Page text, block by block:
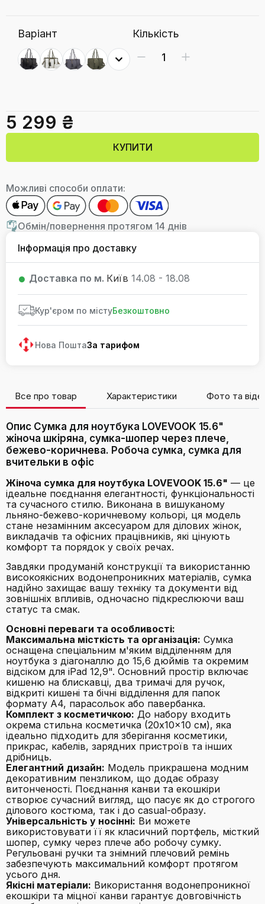
Варіант Кількість
5 299 ₴
КУПИТИ
Можливі способи оплати:
Обмін/повернення протягом 14 днів
Інформація про доставку
Доставка по м. Київ 14.08 - 18.08
Кур'єром по містуБезкоштовно
Нова ПоштаЗа тарифом
Все про товар Характеристики Фото та
Опис Сумка для ноутбука LOVEVOOK 15.6"
жіноча шкіряна, сумка-шопер через плече,
бежево-коричнева. Робоча сумка, сумка для
вчительки в офіс
Жіноча сумка для ноутбука LOVEVOOK 15.6" — це
ідеальне поєднання елегантності, функціональності
та сучасного стилю. Виконана в вишуканому
льняно-бежево-коричневому кольорі, ця модель
стане незамінним аксесуаром для ділових жінок,
викладачів та офісних працівників, які цінують
комфорт та порядок у своїх речах.
Завдяки продуманій конструкції та використанню
високоякісних водонепроникних матеріалів, сумка
надійно захищає вашу техніку та документи від
зовнішніх впливів, одночасно підкреслюючи ваш
статус та смак.
Основні переваги та особливості:
Максимальна місткість та організація: Сумка
оснащена спеціальним м'яким відділенням для
ноутбука з діагоналлю до 15,6 дюймів та окремим
відсіком для iPad 12,9". Основний простір включає
кишеню на блискавці, два тримачі для ручок,
відкриті кишені та бічні відділення для папок
формату A4, парасольок або павербанка.
Комплект з косметичкою: До набору входить
окрема стильна косметичка (20x10x10 см), яка
ідеально підходить для зберігання косметики,
прикрас, кабелів, зарядних пристроїв та інших
дрібниць.
Елегантний дизайн: Модель прикрашена модним
декоративним пензликом, що додає образу
витонченості. Поєднання канви та екошкіри
створює сучасний вигляд, що пасує як до строгого
ділового костюма, так і до casual-образу.
Універсальність у носінні: Ви можете
використовувати її як класичний портфель, місткий
шопер, сумку через плече або робочу сумку.
Регульовані ручки та знімний плечовий ремінь
забезпечують максимальний комфорт протягом
усього дня.
Якісні матеріали: Використання водонепроникної
екошкіри та міцної канви гарантує довговічність